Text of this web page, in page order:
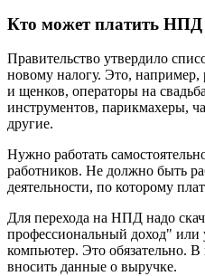
Кто может платить НПД
Правительство утвердило
новому налогу. Это,
и щенков, операторы на
инструментов, парикмахеры,
другие.
Нужно работать
работников. Не должно быть
деятельности, по которому
Для перехода на НПД надо
профессиональный доход" или
компьютер. Это обязательно.
вносить данные о выручке.